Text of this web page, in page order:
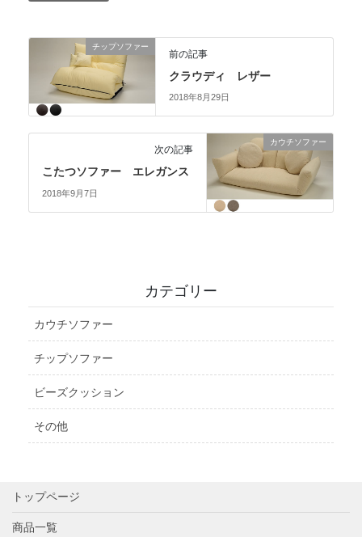
チップソファー
前の記事
クラウディ レザー
2018年8月29日
カウチソファー
次の記事
こたつソファー エレガンス
2018年9月7日
カテゴリー
カウチソファー
チップソファー
ビーズクッション
その他
トップページ
商品一覧